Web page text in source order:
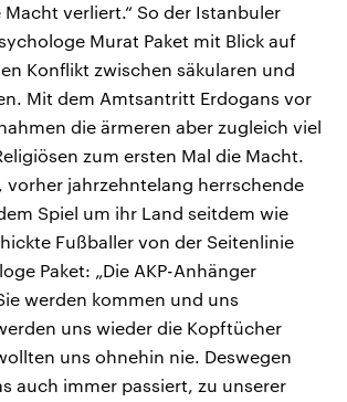
Macht verliert.“ So der Istanbuler
Murat Paket mit Blick auf
Konflikt zwischen säkularen und
Mit dem Amtsantritt Erdogans vor
die ärmeren aber zugleich viel
zum ersten Mal die Macht.
vorher jahrzehntelang herrschende
Spiel um ihr Land seitdem wie
Fußballer von der Seitenlinie
Paket: „Die AKP-Anhänger
werden kommen und uns
uns wieder die Kopftücher
uns ohnehin nie. Deswegen
auch immer passiert, zu unserer